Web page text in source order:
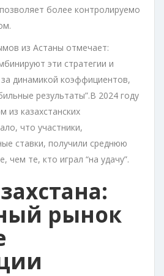
более контролируемо
из Астаны отмечает:
эти стратегии и
динамикой коэффициентов,
результаты”.В 2024 году
из казахстанских
что участники,
ставки, получили среднюю
чем те, кто играл “на удачу”.
рынок